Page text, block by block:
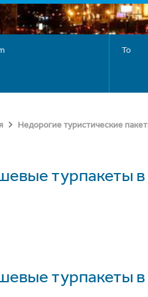
To
Недорогие туристические
турпакеты в
турпакеты в